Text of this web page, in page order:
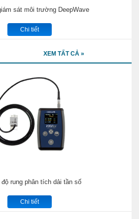
sát môi trường DeepWave
Chi tiết
XEM TẤT CẢ »
độ rung phân tích dải tần số
Chi tiết